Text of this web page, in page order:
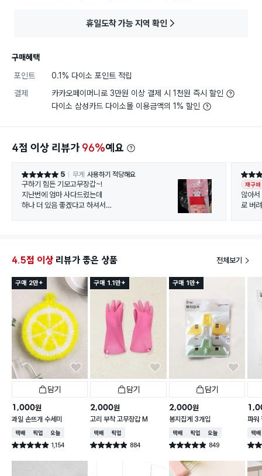
휴일도착 가능 지역 확인
구매혜택
포인트
0.1% 다이소 포인트 적립
결제
카카오페이머니로 3만원 이상 결제 시 1천원 즉시 할인
다이소 삼성카드 다이소몰 이용금액의 1% 할인
4점 이상 리뷰가 96%예요
별점 5점 5 무게 사용하기 적당해요
구하기 힘든 기모고무장갑~!
지난번에 엄마 사다드렸는데
하나 더 있음 좋겠다고 하셔서
별점 5
재구매
않아
로 버
4.5점 이상 리뷰가 좋은 상품 전체보기
구매 2만+
담기
1,000원
과일 손뜨개 수세미
택배배송매장픽업오늘배송
별점 4.9점 1,154
건 작성
구매 1.1만+
담기
2,000원
고리 부착 고무장갑 M
택배배송매장픽업
별점 4.9점 884
건 작성
구매 1만+
담기
2,000원
봉지집게 3개입
택배배송매장픽업오늘배송
별점 4.9점 849
건 작성
파워
택배
별점